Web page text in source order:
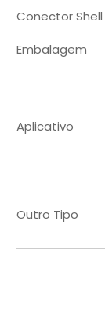
Conector Shell
Embalagem
Aplicativo
Outro Tipo